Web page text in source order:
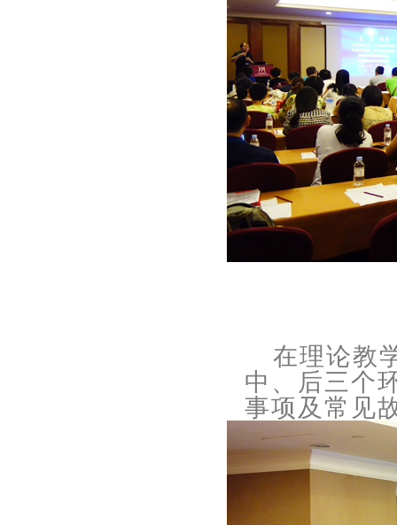
在理论教
中、后三个
事项及常见